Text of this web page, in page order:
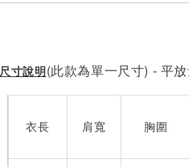
尺寸說明(此款為單一尺寸) - 平
衣長 肩寬 胸圍